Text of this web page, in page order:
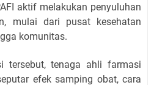
aktif melakukan penyuluhan
mulai dari pusat kesehatan
komunitas.
tersebut, tenaga ahli farmasi
efek samping obat, cara